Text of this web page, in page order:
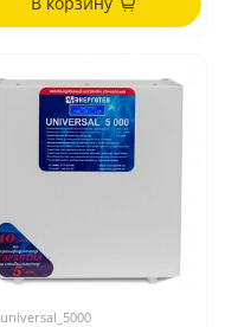
universal_5000